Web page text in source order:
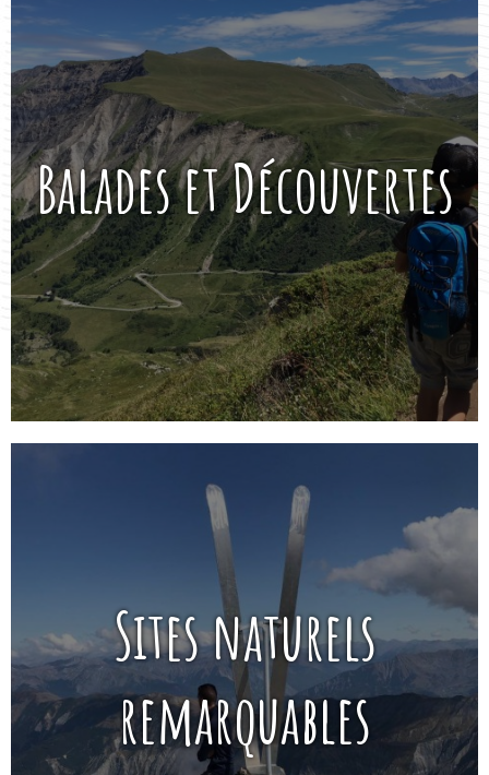
Balades et Découvertes
Sites naturels
remarquables